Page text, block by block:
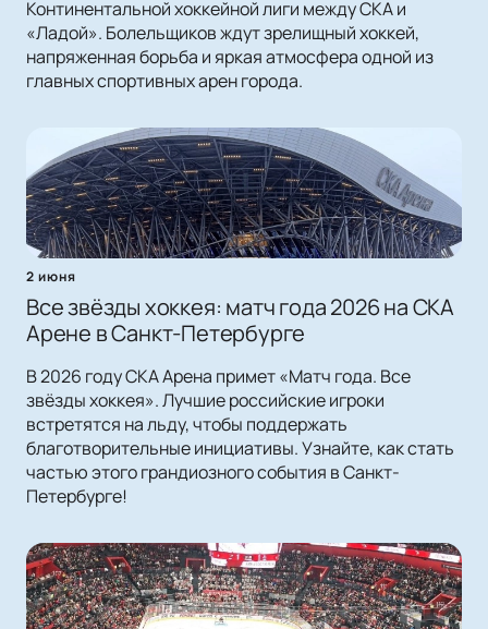
Континентальной хоккейной лиги между СКА и
«Ладой». Болельщиков ждут зрелищный хоккей,
напряженная борьба и яркая атмосфера одной из
главных спортивных арен города.
2 июня
Все звёзды хоккея: матч года 2026 на СКА
Арене в Санкт-Петербурге
В 2026 году СКА Арена примет «Матч года. Все
звёзды хоккея». Лучшие российские игроки
встретятся на льду, чтобы поддержать
благотворительные инициативы. Узнайте, как стать
частью этого грандиозного события в Санкт-
Петербурге!